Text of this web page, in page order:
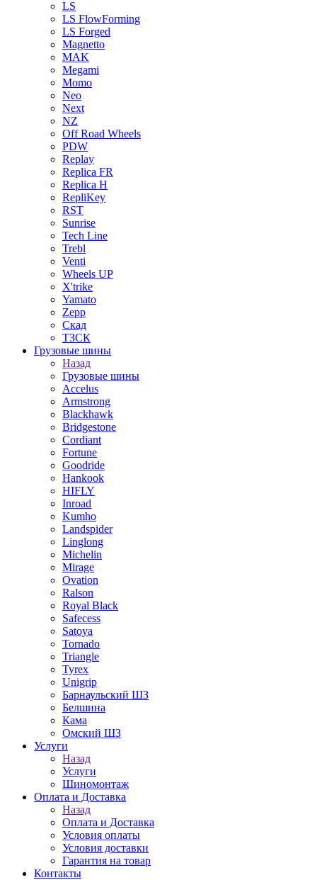
LS
LS FlowForming
LS Forged
Magnetto
MAK
Megami
Momo
Neo
Next
NZ
Off Road Wheels
PDW
Replay
Replica FR
Replica H
RepliKey
RST
Sunrise
Tech Line
Trebl
Venti
Wheels UP
X'trike
Yamato
Zepp
Скад
ТЗСК
Грузовые шины
Назад
Грузовые шины
Accelus
Armstrong
Blackhawk
Bridgestone
Cordiant
Fortune
Goodride
Hankook
HIFLY
Inroad
Kumho
Landspider
Linglong
Michelin
Mirage
Ovation
Ralson
Royal Black
Safecess
Satoya
Tornado
Triangle
Tyrex
Unigrip
Барнаульский ШЗ
Белшина
Кама
Омский ШЗ
Услуги
Назад
Услуги
Шиномонтаж
Оплата и Доставка
Назад
Оплата и Доставка
Условия оплаты
Условия доставки
Гарантия на товар
Контакты